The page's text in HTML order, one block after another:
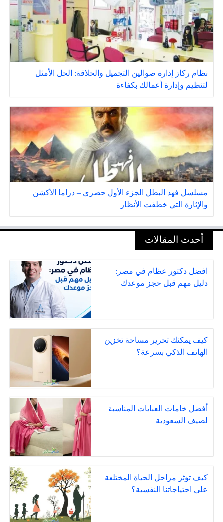
نظام ركاز إدارة صوالين التجميل والحلاقة: الحل الأمثل
لتنظيم وإدارة أعمالك بكفاءة
مسلسل فهد البطل الجزء الأول حصري – دراما الأكشن
والإثارة التي خطفت الأنظار
أحدث المقالات
افضل دكتور عظام في مصر:
دليل مهم قبل حجز موعدك
كيف يمكنك تحرير مساحة تخزين
الهاتف الذكي بسرعة؟
أفضل خامات العبايات المناسبة
لصيف السعودية
كيف تؤثر مراحل الحياة المختلفة
على احتياجاتنا النفسية؟